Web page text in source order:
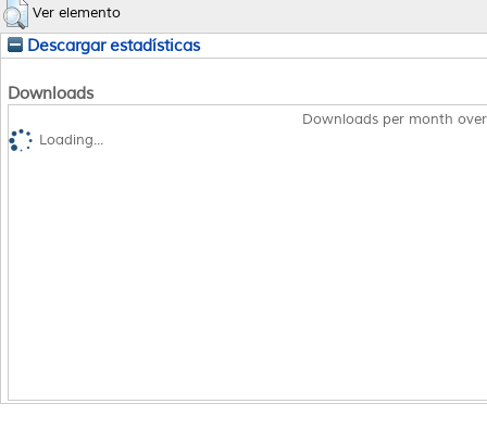
Ver elemento
Descargar estadísticas
Downloads
Downloads per month
Loading...